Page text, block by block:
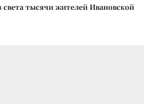
света тысячи жителей Ивановской